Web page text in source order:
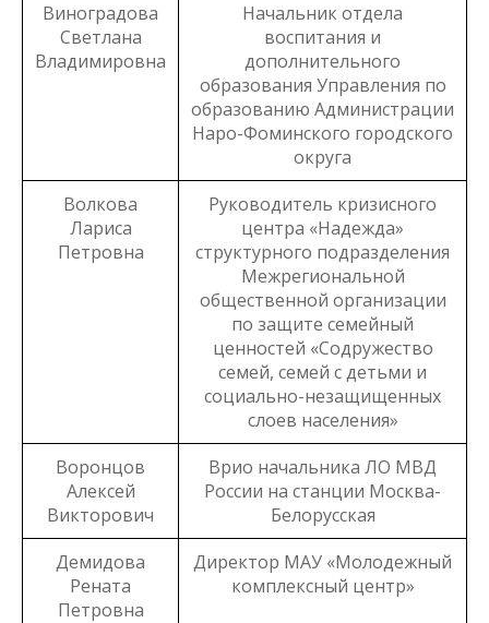
Виноградова
Светлана
Владимировна
Начальник отдела
воспитания и
дополнительного
образования Управления по
образованию Администрации
Наро-Фоминского городского
округа
Волкова
Лариса
Петровна
Руководитель кризисного
центра «Надежда»
структурного подразделения
Межрегиональной
общественной организации
по защите семейный
ценностей «Содружество
семей, семей с детьми и
социально-незащищенных
слоев населения»
Воронцов
Алексей
Викторович
Врио начальника ЛО МВД
России на станции Москва-
Белорусская
Демидова
Рената
Петровна
Директор МАУ «Молодежный
комплексный центр»